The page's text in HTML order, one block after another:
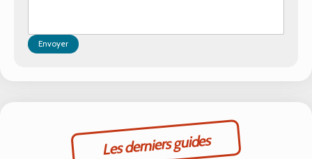
Envoyer
Les derniers guides